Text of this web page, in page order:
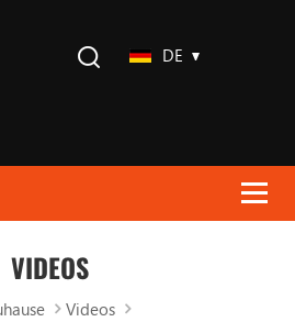
DE
VIDEOS
Videos